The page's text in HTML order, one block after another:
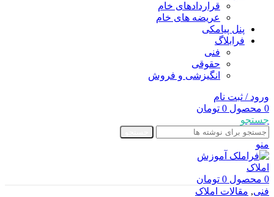
قراردادهای خام
عریضه های خام
پنل پیامکی
فرابلاگ
فنی
حقوقی
انگیزشی و فروش
ورود / ثبت نام
0 محصول 0 تومان
جستجو
منو
0 محصول 0 تومان
فنی, مقالات املاک